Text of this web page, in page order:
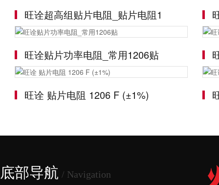
旺诠超高组贴片电阻_贴片电阻1
旺诠贴片功率电阻_常用1206贴
旺诠 贴片电阻 1206 F (±1%)
底部导航 / Navigation